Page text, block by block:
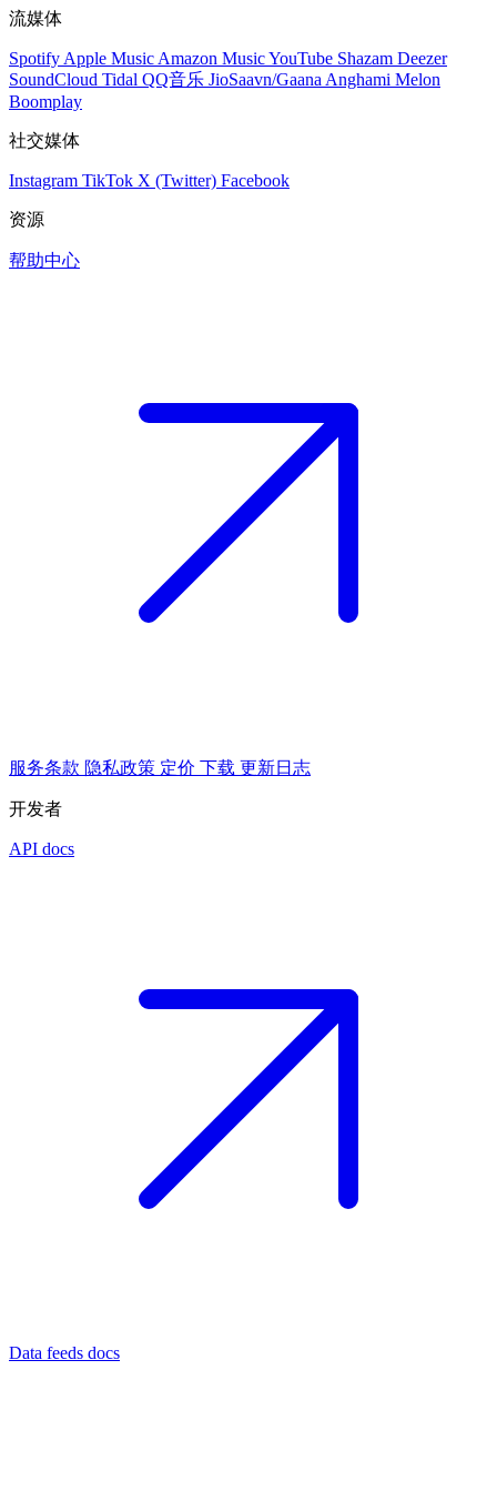
流媒体
Spotify Apple Music Amazon MusicYouTube Shazam Deezer
SoundCloud Tidal QQ音乐 JioSaavn/Gaana Anghami Melon
Boomplay
社交媒体
Instagram TikTok X (Twitter) Facebook
资源
帮助中心
服务条款 隐私政策 定价 下载 更新日志
开发者
API docs
Data feeds docs